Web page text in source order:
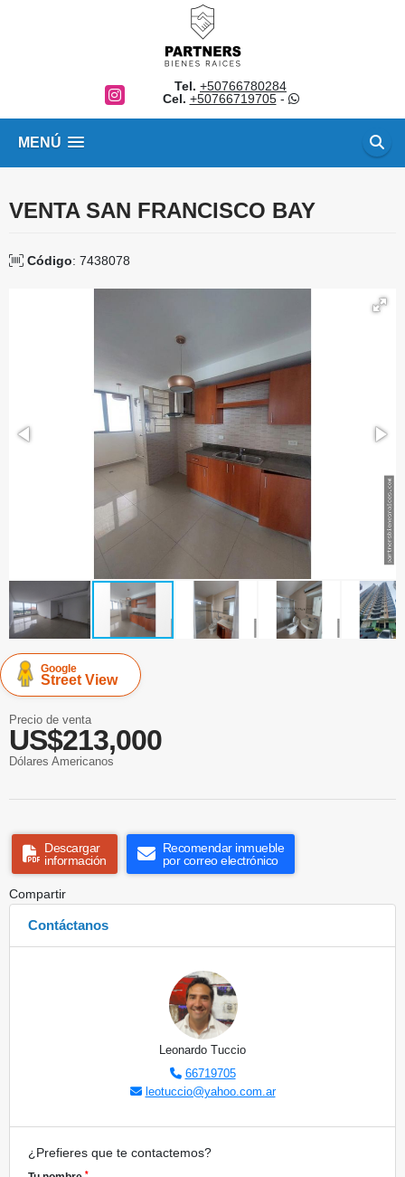
Instagram
Tel. +50766780284
Cel. +50766719705-
MENÚ
VENTA SAN FRANCISCO BAY
Código: 7438078
Google
Street View
Precio de venta
US$213,000
Dólares Americanos
Descargar
información
Recomendar inmueble
por correo electrónico
Compartir
Contáctanos
Leonardo Tuccio
66719705
leotuccio@yahoo.com.ar
¿Prefieres que te contactemos?
*